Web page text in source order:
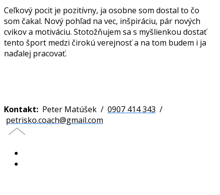
Ceľkový pocit je pozitívny, ja osobne som dostal to čo
som čakal. Nový pohľad na vec, inšpiráciu, pár nových
cvikov a motiváciu. Stotožňujem sa s myšlienkou dostať
tento šport medzi čirokú verejnosť a na tom budem i ja
naďalej pracovať.
Kontakt: Peter Matúšek / 0907 414 343 /
petrisko.coach@gmail.com